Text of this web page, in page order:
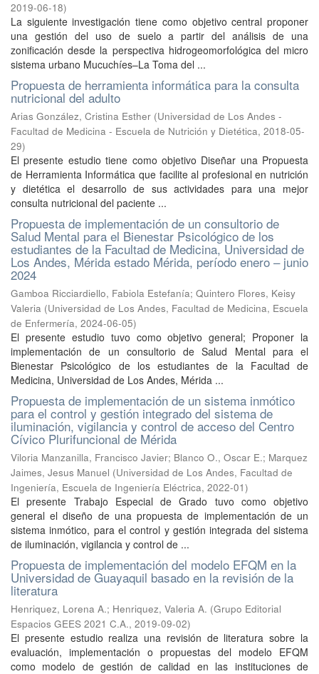
2019-06-18)
La siguiente investigación tiene como objetivo central proponer
una gestión del uso de suelo a partir del análisis de una
zonificación desde la perspectiva hidrogeomorfológica del micro
sistema urbano Mucuchíes–La Toma del ...
Propuesta de herramienta informática para la consulta
nutricional del adulto
Arias González, Cristina Esther (Universidad de Los Andes -
Facultad de Medicina - Escuela de Nutrición y Dietética, 2018-05-
29)
El presente estudio tiene como objetivo Diseñar una Propuesta
de Herramienta Informática que facilite al profesional en nutrición
y dietética el desarrollo de sus actividades para una mejor
consulta nutricional del paciente ...
Propuesta de implementación de un consultorio de
Salud Mental para el Bienestar Psicológico de los
estudiantes de la Facultad de Medicina, Universidad de
Los Andes, Mérida estado Mérida, período enero – junio
2024
Gamboa Ricciardiello, Fabiola Estefanía; Quintero Flores, Keisy
Valeria (Universidad de Los Andes, Facultad de Medicina, Escuela
de Enfermería, 2024-06-05)
El presente estudio tuvo como objetivo general; Proponer la
implementación de un consultorio de Salud Mental para el
Bienestar Psicológico de los estudiantes de la Facultad de
Medicina, Universidad de Los Andes, Mérida ...
Propuesta de implementación de un sistema inmótico
para el control y gestión integrado del sistema de
iluminación, vigilancia y control de acceso del Centro
Cívico Plurifuncional de Mérida
Viloria Manzanilla, Francisco Javier; Blanco O., Oscar E.; Marquez
Jaimes, Jesus Manuel (Universidad de Los Andes, Facultad de
Ingeniería, Escuela de Ingeniería Eléctrica, 2022-01)
El presente Trabajo Especial de Grado tuvo como objetivo
general el diseño de una propuesta de implementación de un
sistema inmótico, para el control y gestión integrada del sistema
de iluminación, vigilancia y control de ...
Propuesta de implementación del modelo EFQM en la
Universidad de Guayaquil basado en la revisión de la
literatura
Henriquez, Lorena A.; Henriquez, Valeria A. (Grupo Editorial
Espacios GEES 2021 C.A., 2019-09-02)
El presente estudio realiza una revisión de literatura sobre la
evaluación, implementación o propuestas del modelo EFQM
como modelo de gestión de calidad en las instituciones de